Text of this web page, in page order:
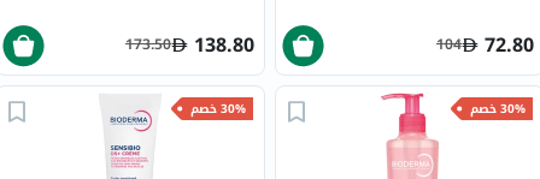
72.80
104
138.80
173.50
30% خصم 30% خصم